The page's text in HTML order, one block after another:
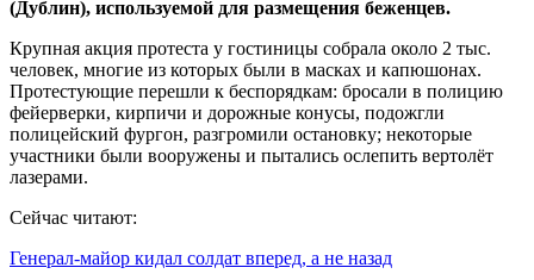
(Дублин), используемой для размещения беженцев.
Крупная акция протеста у гостиницы собрала около 2 тыс.
человек, многие из которых были в масках и капюшонах.
Протестующие перешли к беспорядкам: бросали в полицию
фейерверки, кирпичи и дорожные конусы, подожгли
полицейский фургон, разгромили остановку; некоторые
участники были вооружены и пытались ослепить вертолёт
лазерами.
Сейчас читают:
Генерал-майор кидал солдат вперед, а не назад